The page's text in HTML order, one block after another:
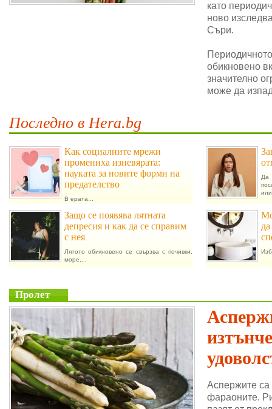
като
ново
Съри.
обикновено
значително
може да
Последно в Hera.bg
Как социалните мрежи
промениха изневярата:
науката за новите форми на
предателство
В ерата...
Да
Защо се появява лятната
депресия и как да се справим
с нея
Лятото обикновено се свързва с почивки,
море,...
Пролет
Аспержите
фараоните.